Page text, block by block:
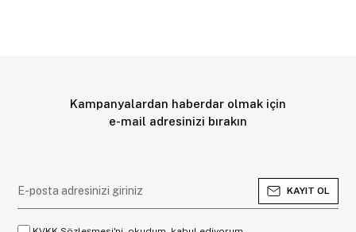
Kampanyalardan haberdar olmak için
e-mail adresinizi bırakın
KAYIT OL